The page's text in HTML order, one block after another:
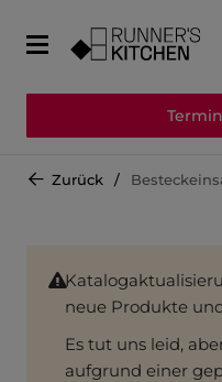
Zurück
neue Produkte
Es tut uns leid,
aufgrund einer